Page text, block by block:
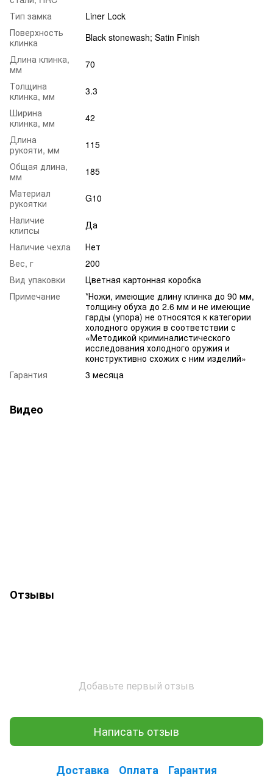
Тип замка
Liner Lock
Поверхность
клинка
Black stonewash; Satin Finish
Длина клинка,
мм
70
Толщина
клинка, мм
3.3
Ширина
клинка, мм
42
Длина
рукояти, мм
115
Общая длина,
мм
185
Материал
рукоятки
G10
Наличие
клипсы
Да
Наличие чехла
Нет
Вес, г
200
Вид упаковки
Цветная картонная коробка
Примечание
*Ножи, имеющие длину клинка до 90 мм,
толщину обуха до 2.6 мм и не имеющие
гарды (упора) не относятся к категории
холодного оружия в соответствии с
«Методикой криминалистического
исследования холодного оружия и
конструктивно схожих с ним изделий»
Гарантия
3 месяца
Видео
Отзывы
Добавьте первый отзыв
Написать отзыв
Доставка Оплата Гарантия